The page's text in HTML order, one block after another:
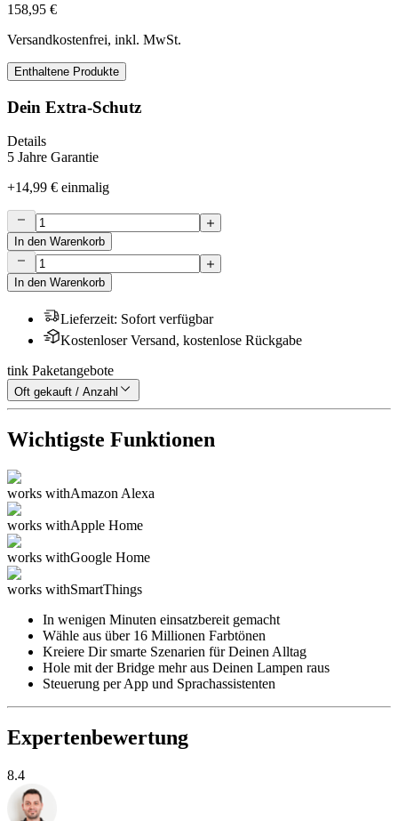
158,95 €
Versandkostenfrei, inkl. MwSt.
Enthaltene Produkte
Dein Extra-Schutz
Details
5 Jahre Garantie
+14,99 € einmalig
In den Warenkorb
In den Warenkorb
Lieferzeit: Sofort verfügbar
Kostenloser Versand, kostenlose Rückgabe
tink Paketangebote
Oft gekauft / Anzahl
Wichtigste Funktionen
works withAmazon Alexa
works withApple Home
works withGoogle Home
works withSmartThings
In wenigen Minuten einsatzbereit gemacht
Wähle aus über 16 Millionen Farbtönen
Kreiere Dir smarte Szenarien für Deinen Alltag
Hole mit der Bridge mehr aus Deinen Lampen raus
Steuerung per App und Sprachassistenten
Expertenbewertung
8.4